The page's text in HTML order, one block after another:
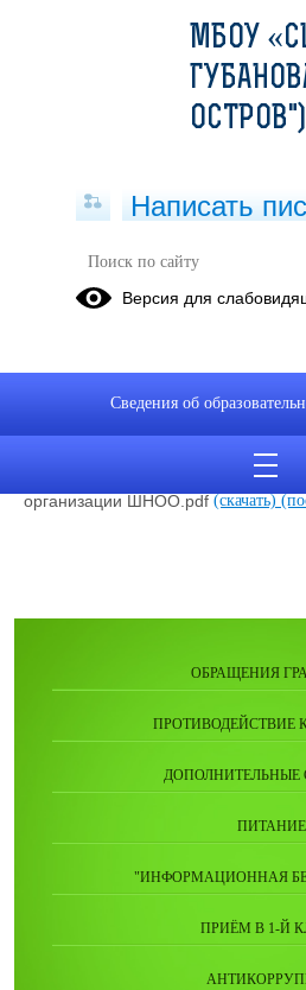
Школьное научное
обучающихся
Положение ШНОО.pdf
Общепедагогические и
организации ШНОО.pdf (скачать)
ОБРАЩЕНИЯ
ПРОТИВОДЕЙСТВИЕ
ДОПОЛНИТЕЛЬНЫЕ
ПИТАНИЕ
"ИНФОРМАЦИОННАЯ
ПРИЁМ В 1-Й
МБОУ
ОСТРОВ")
Написать
Версия для
Сведения об